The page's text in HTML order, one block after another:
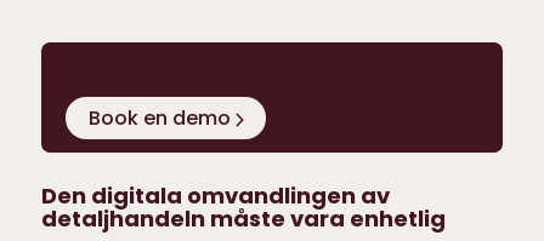
Book en demo
Den digitala omvandlingen av
detaljhandeln måste vara enhetlig